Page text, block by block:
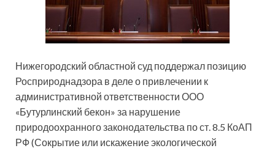
Нижегородский областной суд поддержал позицию
Росприроднадзора в деле о привлечении к
административной ответственности ООО
«Бутурлинский бекон» за нарушение
природоохранного законодательства по ст. 8.5 КоАП
РФ (Сокрытие или искажение экологической